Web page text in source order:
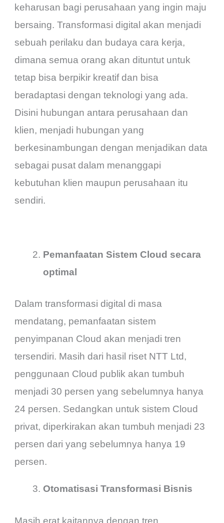
keharusan bagi perusahaan yang ingin maju
bersaing. Transformasi digital akan menjadi
sebuah perilaku dan budaya cara kerja,
dimana semua orang akan dituntut untuk
tetap bisa berpikir kreatif dan bisa
beradaptasi dengan teknologi yang ada.
Disini hubungan antara perusahaan dan
klien, menjadi hubungan yang
berkesinambungan dengan menjadikan data
sebagai pusat dalam menanggapi
kebutuhan klien maupun perusahaan itu
sendiri.
Pemanfaatan Sistem Cloud secara
optimal
Dalam transformasi digital di masa
mendatang, pemanfaatan sistem
penyimpanan Cloud akan menjadi tren
tersendiri. Masih dari hasil riset NTT Ltd,
penggunaan Cloud publik akan tumbuh
menjadi 30 persen yang sebelumnya hanya
24 persen. Sedangkan untuk sistem Cloud
privat, diperkirakan akan tumbuh menjadi 23
persen dari yang sebelumnya hanya 19
persen.
Otomatisasi Transformasi Bisnis
Masih erat kaitannya dengan tren